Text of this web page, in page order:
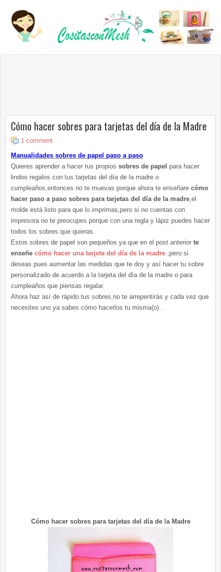
Cómo hacer sobres para tarjetas del día de la Madre
1 comment
Manualidades sobres de papel paso a paso
Quieres aprender a hacer tus propios sobres de papel para hacer
lindos regalos con tus tarjetas del día de la madre o
cumpleaños,entonces no te muevas porque ahora te enseñare cómo
hacer paso a paso sobres para tarjetas del día de la madre ,el
molde está listo para que lo imprimas,pero si no cuentas con
impresora no te preocupes porque con una regla y lápiz puedes hacer
todos los sobres que quieras.
Estos sobres de papel son pequeños ya que en el post anterior te
enseñe cómo hacer una tarjeta del día de la madre ,pero si
deseas pues aumentar las medidas que te doy y así hacer tu sobre
personalizado de acuerdo a la tarjeta del día de la madre o para
cumpleaños que piensas regalar.
Ahora haz así de rápido tus sobres,no te arrepentirás y cada vez que
necesites uno ya sabes cómo hacerlos tu misma(o) .
Cómo hacer sobres para tarjetas del día de la Madre